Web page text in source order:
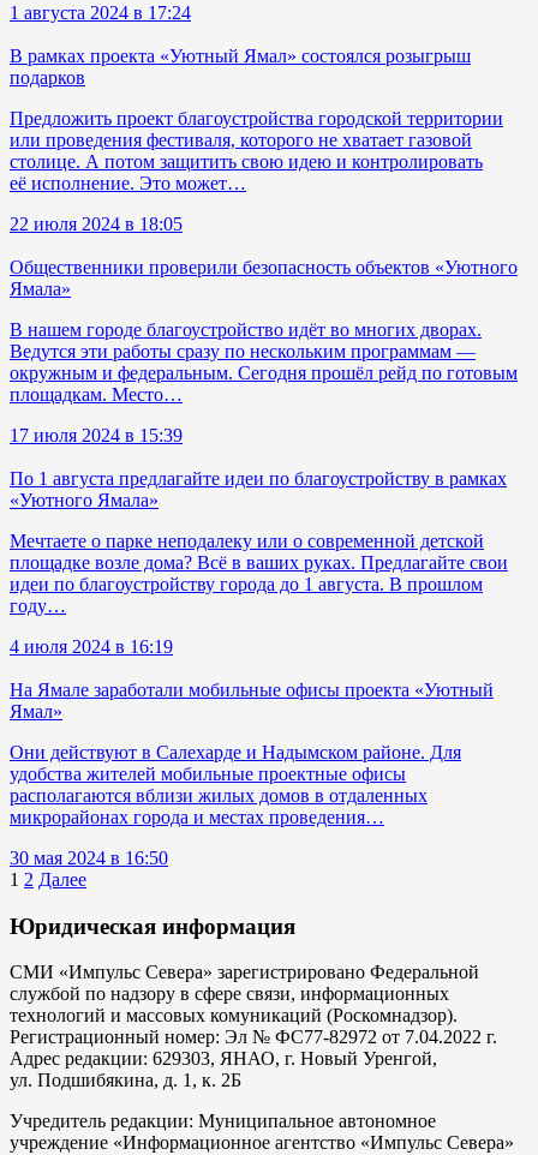
1 августа 2024 в 17:24
В рамках проекта «Уютный Ямал» состоялся розыгрыш
подарков
Предложить проект благоустройства городской территории
или проведения фестиваля, которого не хватает газовой
столице. А потом защитить свою идею и контролировать
её исполнение. Это может…
22 июля 2024 в 18:05
Общественники проверили безопасность объектов «Уютного
Ямала»
В нашем городе благоустройство идёт во многих дворах.
Ведутся эти работы сразу по нескольким программам —
окружным и федеральным. Сегодня прошёл рейд по готовым
площадкам. Место…
17 июля 2024 в 15:39
По 1 августа предлагайте идеи по благоустройству в рамках
«Уютного Ямала»
Мечтаете о парке неподалеку или о современной детской
площадке возле дома? Всё в ваших руках. Предлагайте свои
идеи по благоустройству города до 1 августа. В прошлом
году…
4 июля 2024 в 16:19
На Ямале заработали мобильные офисы проекта «Уютный
Ямал»
Они действуют в Салехарде и Надымском районе. Для
удобства жителей мобильные проектные офисы
располагаются вблизи жилых домов в отдаленных
микрорайонах города и местах проведения…
30 мая 2024 в 16:50
1 2 Далее
Юридическая информация
СМИ «Импульс Севера» зарегистрировано Федеральной
службой по надзору в сфере связи, информационных
технологий и массовых комуникаций (Роскомнадзор).
Регистрационный номер: Эл № ФС77-82972 от 7.04.2022 г.
Адрес редакции: 629303, ЯНАО, г. Новый Уренгой,
ул. Подшибякина, д. 1, к. 2Б
Учредитель редакции: Муниципальное автономное
учреждение «Информационное агентство «Импульс Севера»